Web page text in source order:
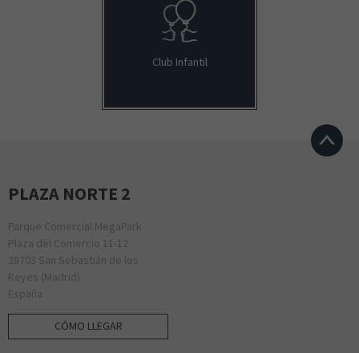
Club Infantil
PLAZA NORTE 2
Parque Comercial MegaPark
Plaza del Comercio 11-12
28703 San Sebastián de los
Reyes (Madrid)
España
CÓMO LLEGAR